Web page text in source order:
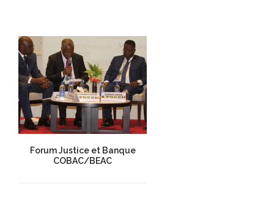
Forum Justice et Banque
COBAC/BEAC